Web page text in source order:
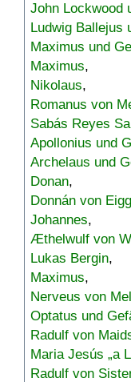
John Lockwood
Ludwig Ballejus
Maximus und
Maximus,
Nikolaus,
Romanus von
Sabás Reyes
Apollonius und
Archelaus und
Donan,
Donnán von Eigg
Johannes,
Æthelwulf von
Lukas Bergin,
Maximus,
Nerveus von
Optatus und
Radulf von
Maria Jesús „a
Radulf von